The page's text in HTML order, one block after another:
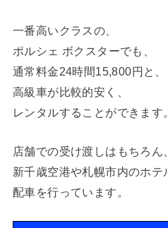
一番高いクラスの、
ポルシェ ボクスターでも、
通常料金24時間15,800円と、
高級車が比較的安く、
レンタルすることができます。
店舗での受け渡しはもちろん、
新千歳空港や札幌市内のホテ
配車を行っています。